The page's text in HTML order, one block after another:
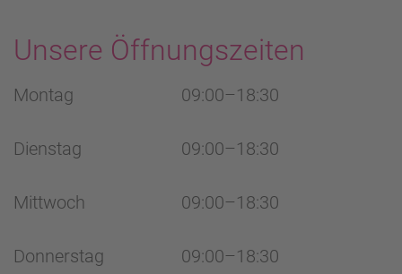
Unsere Öffnungszeiten
Montag 09:00–18:30
Dienstag 09:00–18:30
Mittwoch 09:00–18:30
Donnerstag 09:00–18:30